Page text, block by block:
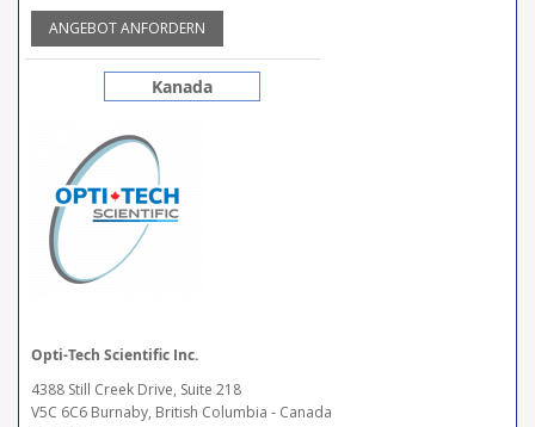
ANGEBOT ANFORDERN
Kanada
Opti-Tech Scientific Inc.
4388 Still Creek Drive, Suite 218
V5C 6C6 Burnaby, British Columbia - Canada